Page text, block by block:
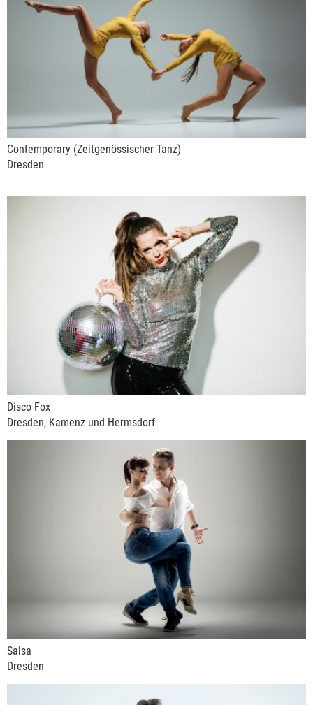
Contemporary (Zeitgenössischer Tanz)
Dresden
Disco Fox
Dresden, Kamenz und Hermsdorf
Salsa
Dresden